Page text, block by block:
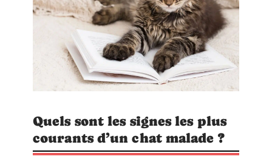
Quels sont les signes les plus
courants d’un chat malade ?